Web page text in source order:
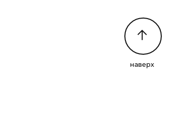
наверх